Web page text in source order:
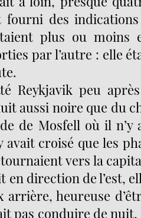
des
plus ou moins
par l’autre : elle
Reykjavik peu
aussi noire que du
de Mosfell où il n’y
avait croisé que les
vers la
en direction de l’est,
arrière, heureuse
pas conduire de